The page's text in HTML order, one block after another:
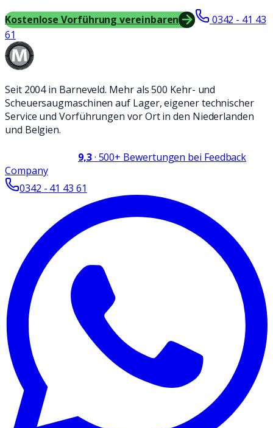
Kostenlose Vorführung vereinbaren
0342 - 41 43
61
Seit 2004 in Barneveld. Mehr als 500 Kehr- und
Scheuersaugmaschinen auf Lager, eigener technischer
Service und Vorführungen vor Ort in den Niederlanden
und Belgien.
9,3· 500+ Bewertungen bei Feedback
Company
0342 - 41 43 61